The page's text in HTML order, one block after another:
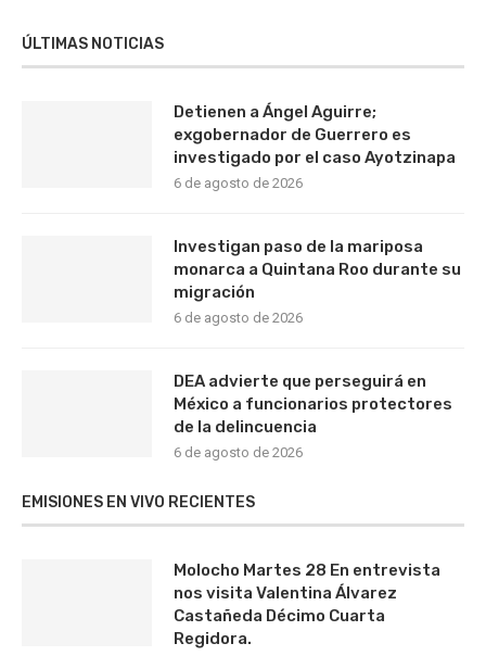
ÚLTIMAS NOTICIAS
Detienen a Ángel Aguirre;
exgobernador de Guerrero es
investigado por el caso Ayotzinapa
6 de agosto de 2026
Investigan paso de la mariposa
monarca a Quintana Roo durante su
migración
6 de agosto de 2026
DEA advierte que perseguirá en
México a funcionarios protectores
de la delincuencia
6 de agosto de 2026
EMISIONES EN VIVO RECIENTES
Molocho Martes 28 En entrevista
nos visita Valentina Álvarez
Castañeda Décimo Cuarta
Regidora.